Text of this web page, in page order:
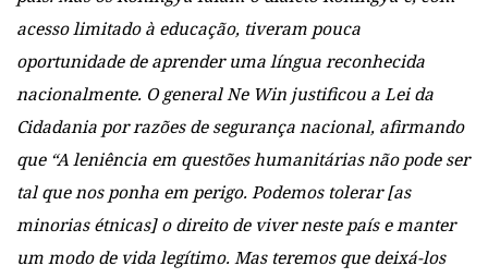
acesso limitado à educação, tiveram pouca
oportunidade de aprender uma língua reconhecida
nacionalmente. O general Ne Win justificou a Lei da
Cidadania por razões de segurança nacional, afirmando
que “A leniência em questões humanitárias não pode ser
tal que nos ponha em perigo. Podemos tolerar [as
minorias étnicas] o direito de viver neste país e manter
um modo de vida legítimo. Mas teremos que deixá-los